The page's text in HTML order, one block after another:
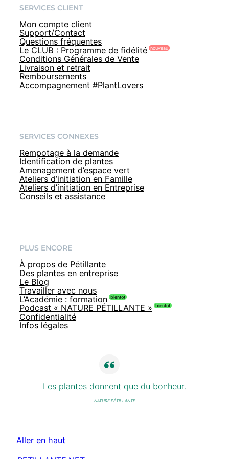
SERVICES CLIENT
Mon compte client
Support/Contact
Questions fréquentes
Le CLUB : Programme de fidélité
Conditions Générales de Vente
Livraison et retrait
Remboursements
Accompagnement #PlantLovers
SERVICES CONNEXES
Rempotage à la demande
Identification de plantes
Amenagement d’espace vert
Ateliers d’initiation en Famille
Ateliers d’initiation en Entreprise
Conseils et assistance
PLUS ENCORE
À propos de Pétillante
Des plantes en entreprise
Le Blog
Travailler avec nous
L’Académie : formation
Podcast « NATURE PÉTILLANTE »
Confidentialité
Infos légales
Les plantes donnent que du bonheur.
NATURE PÉTILLANTE
Aller en haut